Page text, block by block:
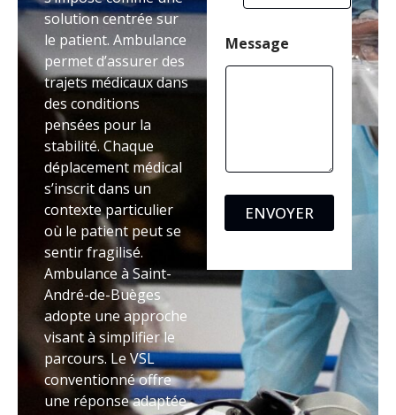
solution centrée sur
le patient. Ambulance
permet d’assurer des
trajets médicaux dans
des conditions
pensées pour la
stabilité. Chaque
déplacement médical
s’inscrit dans un
contexte particulier
où le patient peut se
sentir fragilisé.
Ambulance à Saint-
André-de-Buèges
adopte une approche
visant à simplifier le
parcours. Le VSL
conventionné offre
une réponse adaptée
Message
ENVOYER